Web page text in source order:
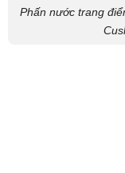
Phấn nước trang